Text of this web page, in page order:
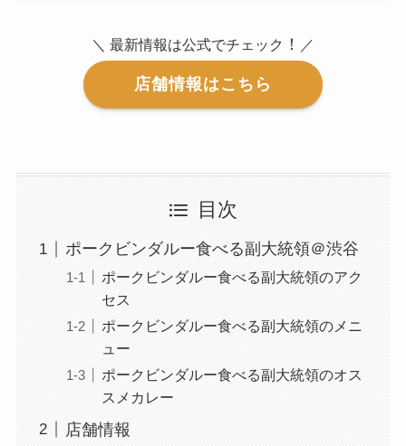
＼ 最新情報は公式でチェック ！ ／
店舗情報はこちら
目次
ポークビンダルー食べる副大統領＠渋谷
ポークビンダルー食べる副大統領のアク
セス
ポークビンダルー食べる副大統領のメニ
ュー
ポークビンダルー食べる副大統領のオス
スメカレー
店舗情報